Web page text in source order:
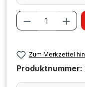
Produkt
Zum Merkzettel
Produktnummer: